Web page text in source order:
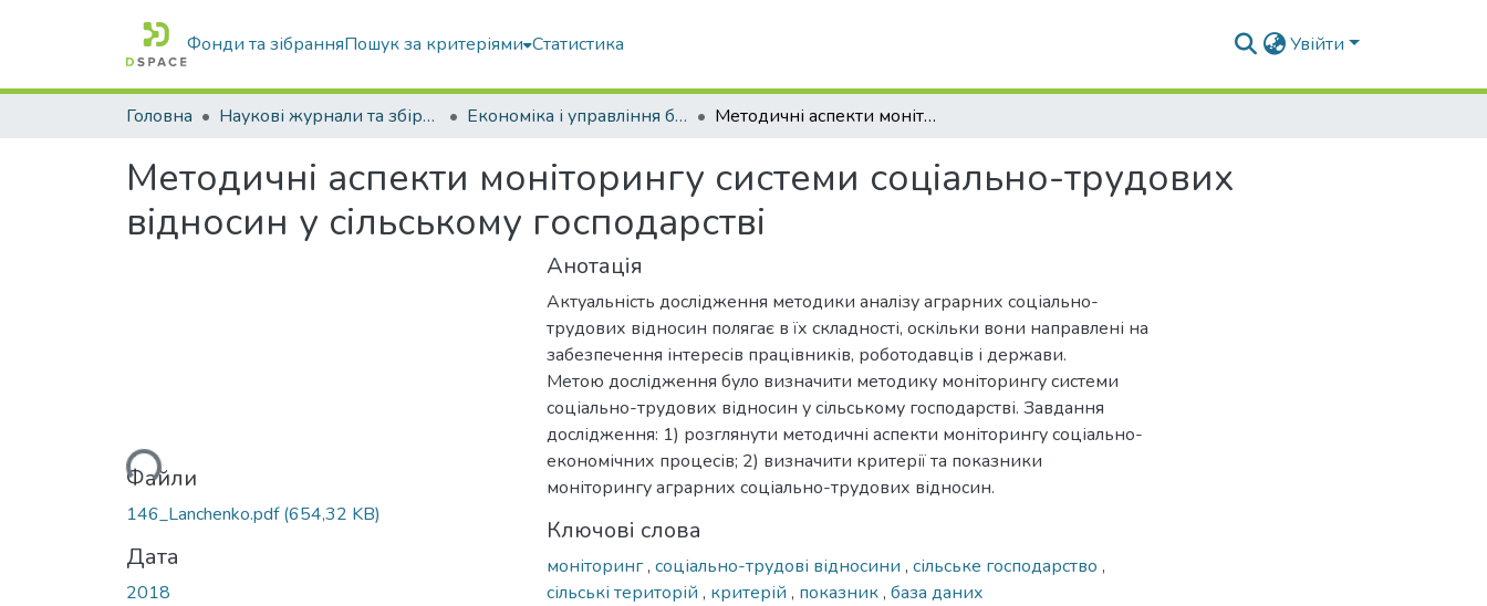
Фонди та зібранняПошук за критеріями Статистика Увійти
Головна Наукові журнали та збірники видань Економіка і управління бізнесом Методичні аспекти моніторингу системи соціально-трудових відносин у сільському господарстві
Методичні аспекти моніторингу системи соціально-трудових
відносин у сільському господарстві
Вантажиться...Файли
146_Lanchenko.pdf(654,32 KB)
Дата
2018
Анотація
Актуальність дослідження методики аналізу аграрних соціально-
трудових відносин полягає в їх складності, оскільки вони направлені на
забезпечення інтересів працівників, роботодавців і держави.
Метою дослідження було визначити методику моніторингу системи
соціально-трудових відносин у сільському господарстві. Завдання
дослідження: 1) розглянути методичні аспекти моніторингу соціально-
економічних процесів; 2) визначити критерії та показники
моніторингу аграрних соціально-трудових відносин.
Ключові слова
моніторинг, соціально-трудові відносини , сільське господарство ,
сільські територій , критерій , показник, база даних